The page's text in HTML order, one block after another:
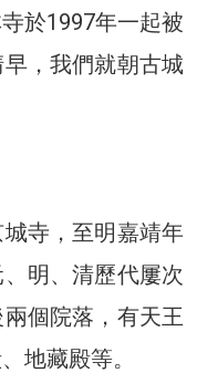
於1997年一起被
，我們就朝古城
寺，至明嘉靖年
明、清歷代屢次
個院落，有天王
地藏殿等。